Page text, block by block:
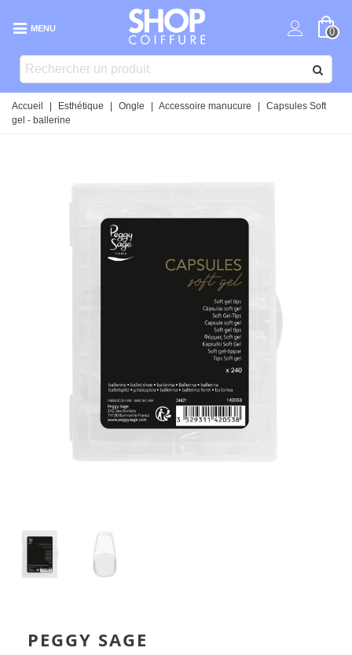
MENU 0
Accueil Esthétique Ongle Accessoire manucure
Capsules Soft
gel - ballerine
PEGGY SAGE